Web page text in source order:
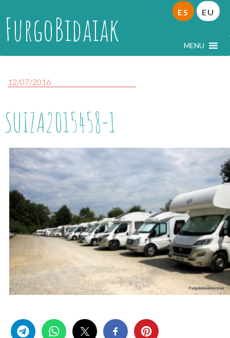
FurgoBidaiak MENU
ES EU
12/07/2016
SUIZA2015458-1